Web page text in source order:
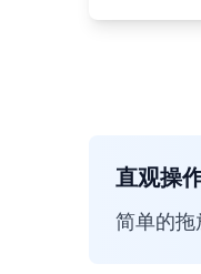
直观操
简单的